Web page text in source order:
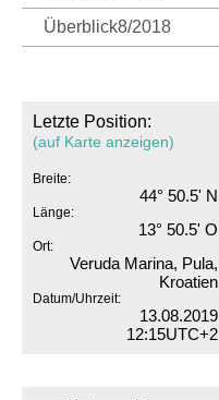
Überblick8/2018
Letzte Position:
(auf Karte anzeigen)
Breite:
44° 50.5' N
Länge:
13° 50.5' O
Ort:
Veruda Marina, Pula,
Kroatien
Datum/Uhrzeit:
13.08.2019
12:15UTC+2